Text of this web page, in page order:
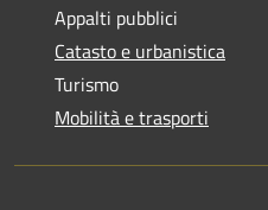
Appalti pubblici
Catasto e urbanistica
Turismo
Mobilità e trasporti